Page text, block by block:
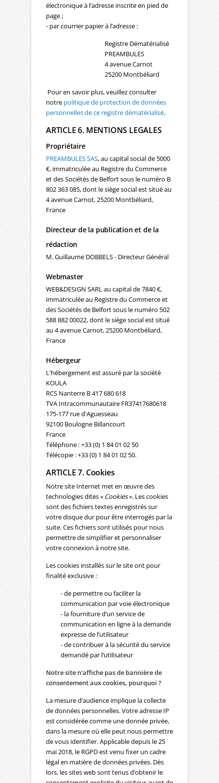
électronique à l’adresse inscrite en pied de
page ;
- par courrier papier à l’adresse :
Registre Dématérialisé
PREAMBULES
4 avenue Carnot
25200 Montbéliard
Pour en savoir plus, veuillez consulter
notre politique de protection de données
personnelles de ce registre dématérialisé.
ARTICLE 6. MENTIONS LEGALES
Propriétaire
PREAMBULES SAS, au capital social de 5000
€, immatriculée au Registre du Commerce
et des Sociétés de Belfort sous le numéro B
802 363 085, dont le siège social est situé au
4 avenue Carnot, 25200 Montbéliard,
France
Directeur de la publication et de la
rédaction
M. Guillaume DOBBELS - Directeur Général
Webmaster
WEB&DESIGN SARL au capital de 7840 €,
immatriculée au Registre du Commerce et
des Sociétés de Belfort sous le numéro 502
588 882 00022, dont le siège social est situé
au 4 avenue Carnot, 25200 Montbéliard,
France
Hébergeur
L'hébergement est assuré par la société
KOULA
RCS Nanterre B 417 680 618
TVA Intracommunautaire FR37417680618
175-177 rue d'Aguesseau
92100 Boulogne Billancourt
France
Téléphone : +33 (0) 1 84 01 02 50
Télécopie : +33 (0) 1 84 01 02 50.
ARTICLE 7. Cookies
Notre site Internet met en œuvre des
technologies dites « Cookies». Les cookies
sont des fichiers textes enregistrés sur
votre disque dur pour être interrogés par la
suite. Ces fichiers sont utilisés pour nous
permettre de simplifier et personnaliser
votre connexion à notre site.
Les cookies installés sur le site ont pour
finalité exclusive :
- de permettre ou faciliter la
communication par voie électronique
- la fourniture d’un service de
communication en ligne à la demande
expresse de l’utilisateur
- de contribuer à la sécurité du service
demandé par l’utilisateur
Notre site n'affiche pas de bannière de
consentement aux cookies, pourquoi ?
La mesure d’audience implique la collecte
de données personnelles. Votre adresse IP
est considérée comme une donnée privée,
dans la mesure où elle peut nous permettre
de vous identifier. Applicable depuis le 25
mai 2018, le RGPD est venu fixer un cadre
légal en matière de données privées. Dès
lors, les sites web sont tenus d’obtenir le